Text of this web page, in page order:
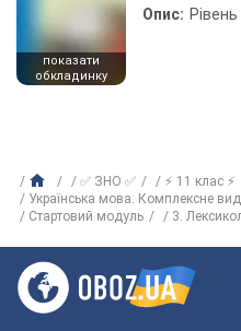
показати
обкладинку
Опис:
✅ ЗНО ✅ ⚡ 11 клас ⚡
Українська мова. Комплексне
Стартовий модуль
3.